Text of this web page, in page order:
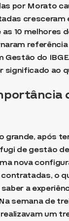
por Morato
cresceram
10
do
significado ao
grande, após
de gestão
nova
o
a
semana de
um